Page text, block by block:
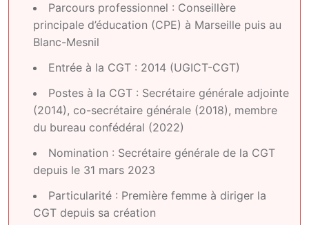
Parcours professionnel : Conseillère
principale d’éducation (CPE) à Marseille puis au
Blanc-Mesnil
Entrée à la CGT : 2014 (UGICT-CGT)
Postes à la CGT : Secrétaire générale adjointe
(2014), co-secrétaire générale (2018), membre
du bureau confédéral (2022)
Nomination : Secrétaire générale de la CGT
depuis le 31 mars 2023
Particularité : Première femme à diriger la
CGT depuis sa création